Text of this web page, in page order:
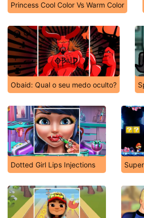
Princess Cool Color Vs Warm Color
Obaid: Qual o seu medo oculto?
Dotted Girl Lips Injections